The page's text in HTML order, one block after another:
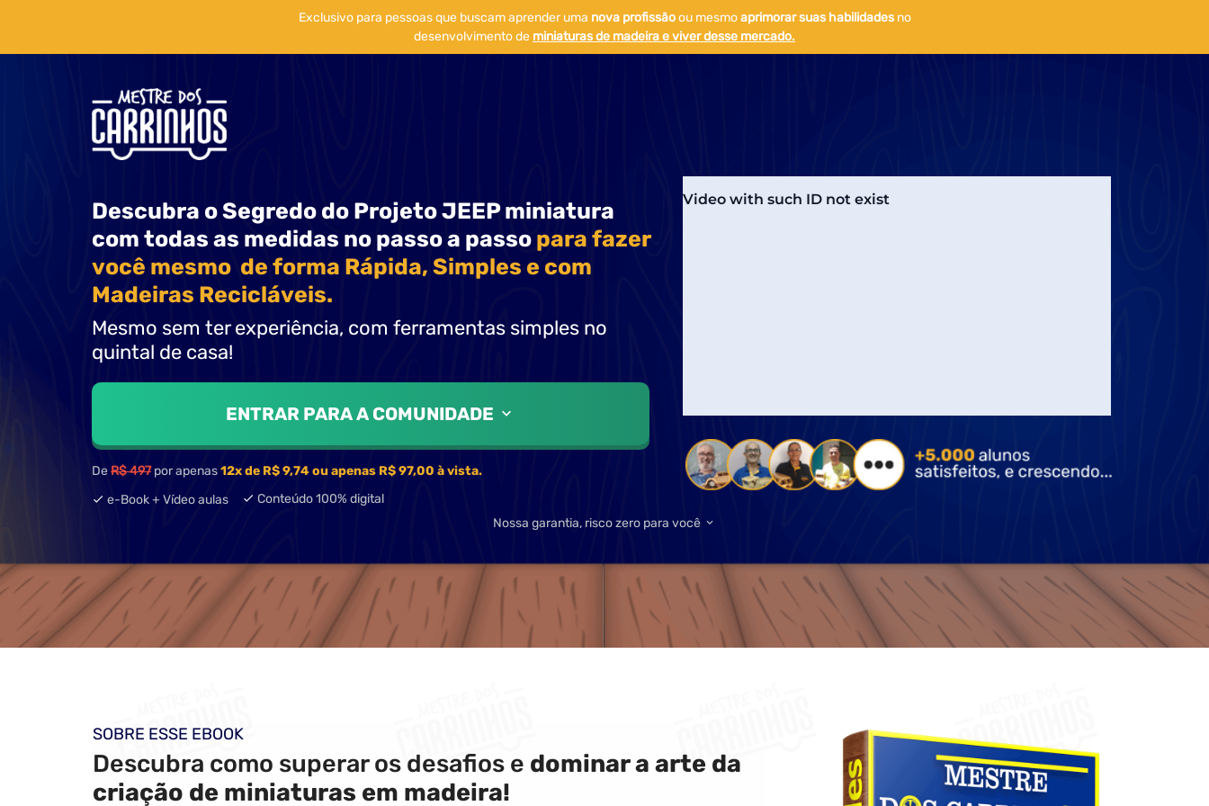
Exclusivo para pessoas que buscam aprender uma nova profissãoou mesmoaprimorar suas habilidadesno
desenvolvimento de miniaturas de madeira e viver desse mercado.
Descubra o Segredo do Projeto JEEP miniatura
com todas as medidas no passo a passo para fazer
você mesmo de forma Rápida, Simples e com
Madeiras Recicláveis.
Mesmo sem ter experiência, com ferramentas simples no
quintal de casa!
e-Book + Vídeo aulas
ENTRAR PARA A COMUNIDADE
Nossa garantia, risco zero para você
DeR$ 497por apenas12x de R$ 9,74 ou apenas R$ 97,00 à vista.
Conteúdo 100% digital
SOBRE ESSE EBOOK
Descubra como superar os desafios e dominar a arte da
criação de miniaturas em madeira!